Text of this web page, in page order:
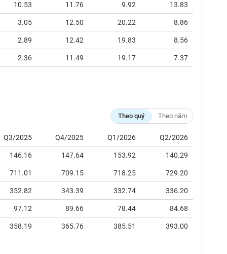
10.53 11.76 9.92 13.83
3.05 12.50 20.22 8.86
2.89 12.42 19.83 8.56
2.36 11.49 19.17 7.37
Theo quý Theo năm
Q3/2025 Q4/2025 Q1/2026 Q2/2026
146.16 147.64 153.92 140.29
711.01 709.15 718.25 729.20
352.82 343.39 332.74 336.20
97.12 89.66 78.44 84.68
358.19 365.76 385.51 393.00